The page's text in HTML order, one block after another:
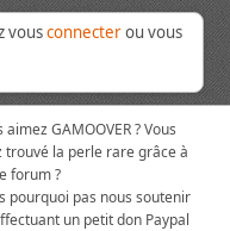
vousconnecterou vous
aimez GAMOOVER ? Vous
trouvé la perle rare grâce à
forum ?
pourquoi pas nous soutenir
un petit don Paypal